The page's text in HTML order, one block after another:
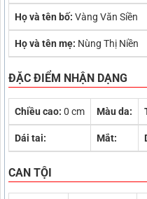
Họ và tên bố: Vàng Văn Siền
Họ và tên mẹ: Nùng Thị Niền
ĐẶC ĐIỂM NHẬN DẠNG
Chiều cao: 0 cm Màu da:
Dái tai: Mắt:
CAN TỘI